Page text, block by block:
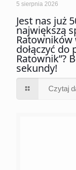
5 sierpnia 2026
Jest nas już
największą
Ratowników
dołączyć do
Ratownik”?
sekundy!
Czytaj